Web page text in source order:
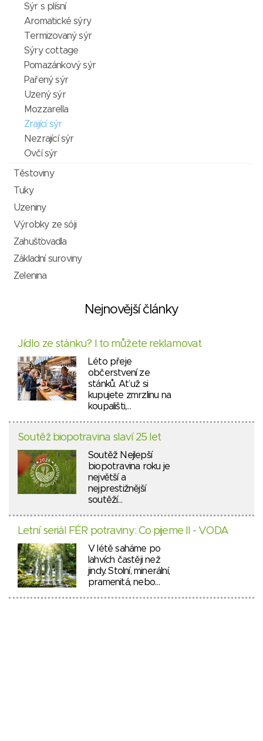
Sýr s plísní
Aromatické sýry
Termizovaný sýr
Sýry cottage
Pomazánkový sýr
Pařený sýr
Uzený sýr
Mozzarella
Zrající sýr
Nezrající sýr
Ovčí sýr
Těstoviny
Tuky
Uzeniny
Výrobky ze sóji
Zahušťovadla
Základní suroviny
Zelenina
Nejnovější články
Jídlo ze stánku? I to můžete reklamovat
Léto přeje
občerstvení ze
stánků. Ať už si
kupujete zmrzlinu na
koupališti,…
Soutěž biopotravina slaví 25 let
Soutěž Nejlepší
biopotravina roku je
největší a
nejprestižnější
soutěží…
Letní seriál FÉR potraviny: Co pijeme II - VODA
V létě saháme po
lahvích častěji než
jindy. Stolní, minerální,
pramenitá, nebo…